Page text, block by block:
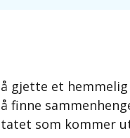
gjette et
finne
som kommer